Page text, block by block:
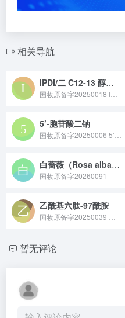
相关导航
IPDI/二 C12-13 醇酒石酸酯/双-羟乙氧丙基聚二甲基硅氧烷共聚物
5’-胞苷酸二钠
白蔷薇（Rosa alba）花水
国妆原备字20260091
乙酰基六肽-97酰胺
暂无评论